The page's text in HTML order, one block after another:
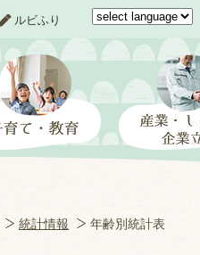
ルビふり
統計情報 年齢別統計表